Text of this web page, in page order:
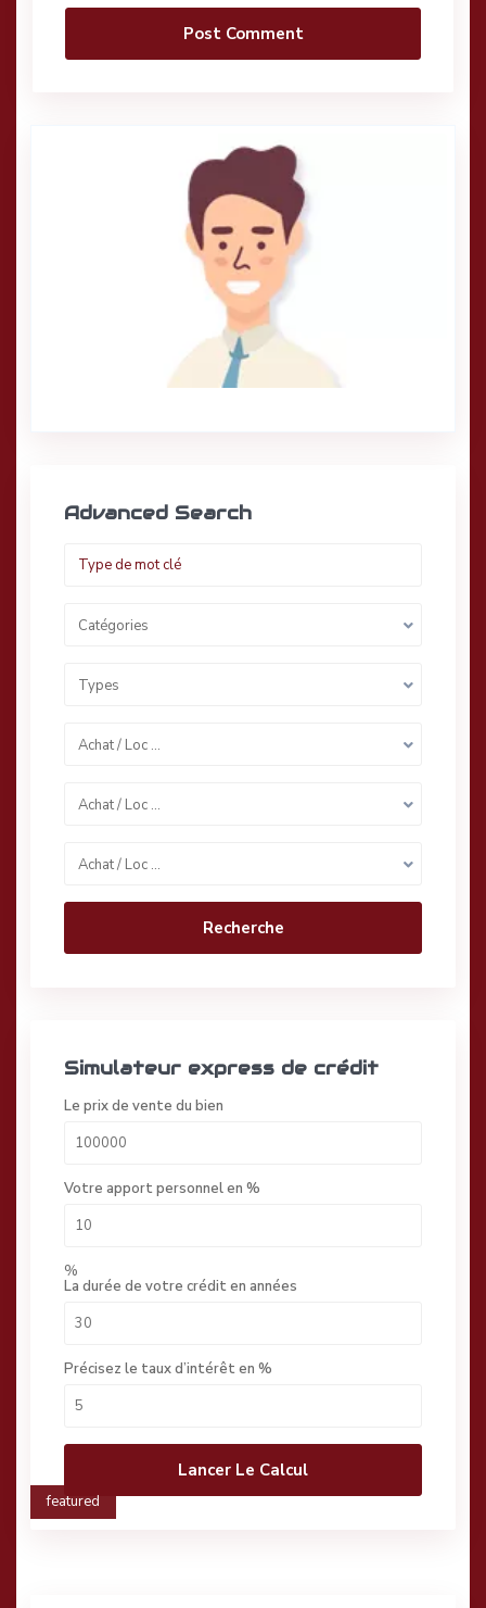
Advanced Search
Catégories
Types
Achat / Loc …
Achat / Loc …
Achat / Loc …
Recherche
Simulateur express de crédit
Le prix de vente du bien
Votre apport personnel en %
%
La durée de votre crédit en années
Précisez le taux d’intérêt en %
Lancer Le Calcul
featured